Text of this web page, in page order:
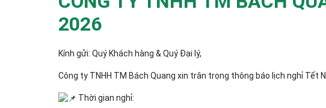
2026
Kính gửi: Quý Khách hàng & Quý Đại lý,
Công ty TNHH TM Bách Quang xin trân trọng thông báo lịch nghỉ Tết
Thời gian nghỉ: